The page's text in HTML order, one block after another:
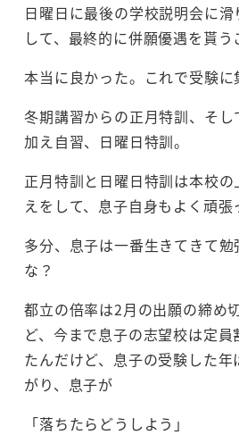
日曜日に最後の学校説明会に
して、最終的に併願優遇を貰う
本当に良かった。これで受験に
冬期講習からの正月特訓、そ
加え自習、日曜日特訓。
正月特訓と日曜日特訓は本校
えをして、息子自身もよく頑張
多分、息子は一番生きてきて
な？
都立の倍率は2月の出願の締め
ど、今まで息子の志望校は定
たんだけど、息子の受験した
がり、息子が
「落ちたらどうしよう」